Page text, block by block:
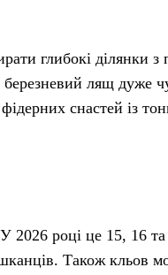
глибокі ділянки з
лящ дуже
снастей із
2026 році це 15, 16
Також кльов